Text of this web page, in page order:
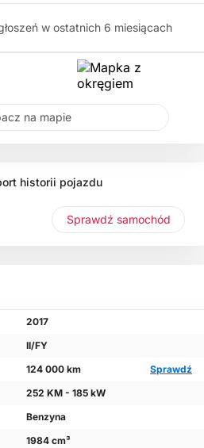
historii pojazdu
Sprawdź samochód
2017
II/FY
124 000 km
Sprawdź
252 KM - 185 kW
Benzyna
1984 cm³
w ostatnich 6 miesiącach
na mapie